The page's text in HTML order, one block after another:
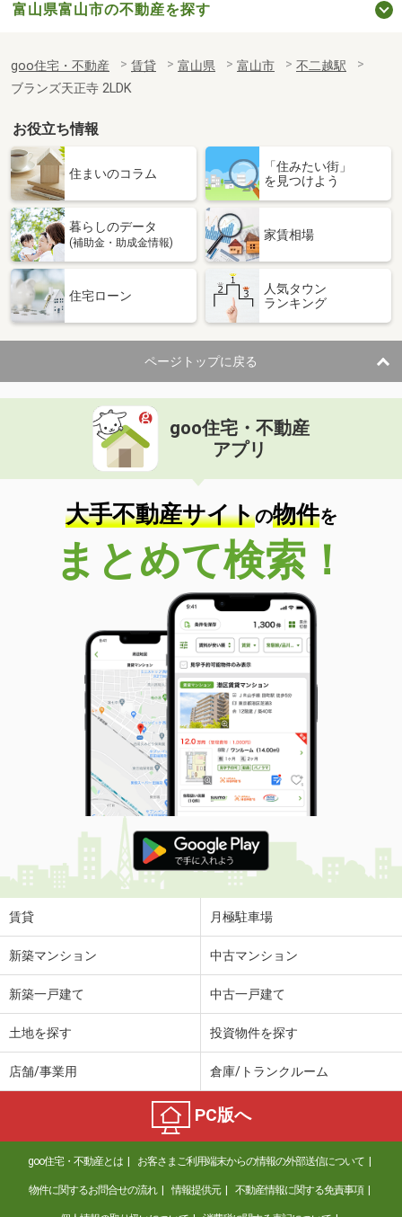
富山県富山市の不動産を探す
goo住宅・不動産 賃貸 富山県 富山市
不二越駅
ブランズ天正寺 2LDK
お役立ち情報
住まいのコラム
「住みたい街」
を見つけよう
暮らしのデータ
(補助金・助成金情報)
家賃相場
住宅ローン
人気タウン
ランキング
ページトップに戻る
goo住宅・不動産
アプリ
大手不動産サイトの物件を
まとめて検索！
賃貸 月極駐車場
新築マンション 中古マンション
新築一戸建て 中古一戸建て
土地を探す 投資物件を探す
店舗/事業用 倉庫/トランクルーム
PC版へ
goo住宅・不動産とは お客さまご利用端末からの情報の外部送信について
物件に関するお問合せの流れ 情報提供元 不動産情報に関する免責事項